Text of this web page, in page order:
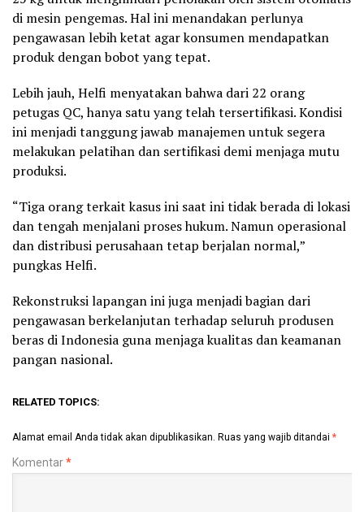
di mesin pengemas. Hal ini menandakan perlunya
pengawasan lebih ketat agar konsumen mendapatkan
produk dengan bobot yang tepat.
Lebih jauh, Helfi menyatakan bahwa dari 22 orang
petugas QC, hanya satu yang telah tersertifikasi. Kondisi
ini menjadi tanggung jawab manajemen untuk segera
melakukan pelatihan dan sertifikasi demi menjaga mutu
produksi.
“Tiga orang terkait kasus ini saat ini tidak berada di lokasi
dan tengah menjalani proses hukum. Namun operasional
dan distribusi perusahaan tetap berjalan normal,”
pungkas Helfi.
Rekonstruksi lapangan ini juga menjadi bagian dari
pengawasan berkelanjutan terhadap seluruh produsen
beras di Indonesia guna menjaga kualitas dan keamanan
pangan nasional.
RELATED TOPICS:
Alamat email Anda tidak akan dipublikasikan. Ruas yang wajib ditandai *
Komentar*